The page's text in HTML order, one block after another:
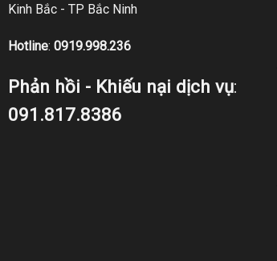
Kinh Bắc - TP Bắc Ninh
Hotline: 0919.998.236
Phản hồi - Khiếu nại dịch vụ:
091.817.8386